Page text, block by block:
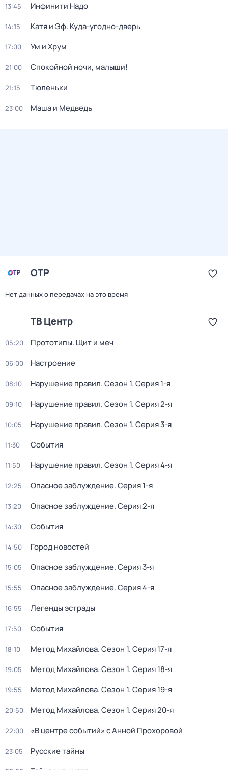
13:45 Инфинити Надо
14:15 Катя и Эф. Куда-угодно-дверь
17:00 Ум и Хрум
21:00 Спокойной ночи, малыши!
21:15 Тюленьки
23:00 Маша и Медведь
ОТР
Нет данных о передачах на это время
ТВ Центр
05:20 Прототипы. Щит и меч
06:00 Настроение
08:10 Нарушение правил. Сезон 1. Серия 1-я
09:10 Нарушение правил. Сезон 1. Серия 2-я
10:05 Нарушение правил. Сезон 1. Серия 3-я
11:30 События
11:50 Нарушение правил. Сезон 1. Серия 4-я
12:25 Опасное заблуждение. Серия 1-я
13:20 Опасное заблуждение. Серия 2-я
14:30 События
14:50 Город новостей
15:05 Опасное заблуждение. Серия 3-я
15:55 Опасное заблуждение. Серия 4-я
16:55 Легенды эстрады
17:50 События
18:10 Метод Михайлова. Сезон 1. Серия 17-я
19:05 Метод Михайлова. Сезон 1. Серия 18-я
19:55 Метод Михайлова. Сезон 1. Серия 19-я
20:50 Метод Михайлова. Сезон 1. Серия 20-я
22:00 «В центре событий» с Анной Прохоровой
23:05 Русские тайны